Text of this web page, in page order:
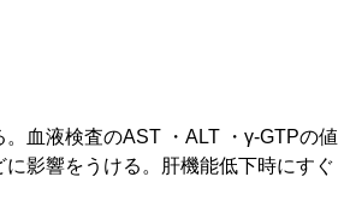
血液検査のAST ・ALT ・γ-GTPの値
影響をうける。肝機能低下時にすぐ